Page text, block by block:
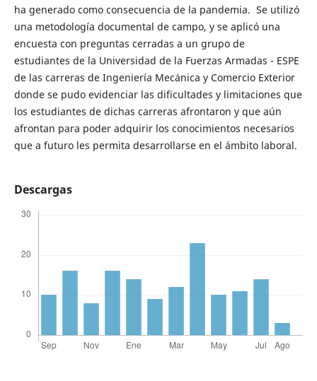
ha generado como consecuencia de la pandemia. Se utilizó
una metodología documental de campo, y se aplicó una
encuesta con preguntas cerradas a un grupo de
estudiantes de la Universidad de la Fuerzas Armadas - ESPE
de las carreras de Ingeniería Mecánica y Comercio Exterior
donde se pudo evidenciar las dificultades y limitaciones que
los estudiantes de dichas carreras afrontaron y que aún
afrontan para poder adquirir los conocimientos necesarios
que a futuro les permita desarrollarse en el ámbito laboral.
Descargas